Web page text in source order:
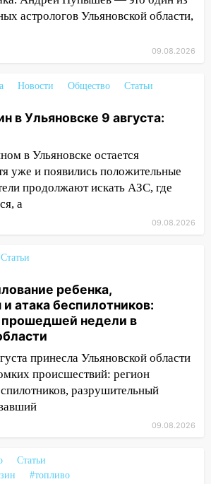
и атака беспилотников:
прошедшей недели в
троллейбусную
после шторма.
В Цильнинском районе
снова надвигается
Евро-5: что
бензина и можно ли
будет в Ульяновской
9 августа
всё может
на 9 августа —
шанс, который нельзя
08.08.2026
урагана в Ульяновске на
упавшее дерево
в машине двух женщин
астрологов Ульяновской области,
09.08.2026
Новости Общество
Статьи
в Ульяновске 9 августа:
в Ульяновске остается
уже и появились положительные
продолжают искать АЗС, где
а
09.08.2026
Статьи
ребенка,
атака беспилотников:
недели в
принесла Ульяновской области
происшествий: регион
разрушительный
09.08.2026
Статьи
#топливо